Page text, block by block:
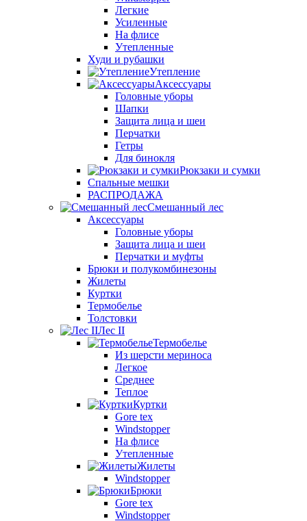
Легкие
Усиленные
На флисе
Утепленные
Худи и рубашки
Утепление
Аксессуары
Головные уборы
Шапки
Защита лица и шеи
Перчатки
Гетры
Для бинокля
Рюкзаки и сумки
Спальные мешки
РАСПРОДАЖА
Смешанный лес
Аксессуары
Головные уборы
Защита лица и шеи
Перчатки и муфты
Брюки и полукомбинезоны
Жилеты
Куртки
Термобелье
Толстовки
Лес II
Термобелье
Из шерсти мериноса
Легкое
Среднее
Теплое
Куртки
Gore tex
Windstopper
На флисе
Утепленные
Жилеты
Windstopper
Брюки
Gore tex
Windstopper